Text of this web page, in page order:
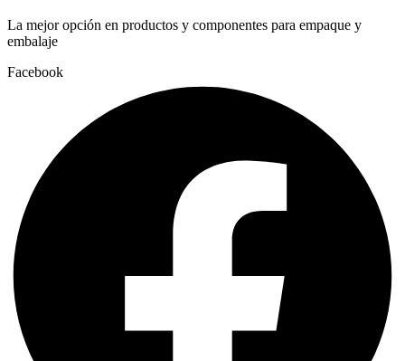
La mejor opción en productos y componentes para empaque y
embalaje
Facebook